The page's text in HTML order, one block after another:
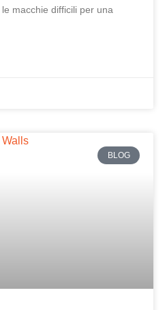
macchie difficili per una
BLOG